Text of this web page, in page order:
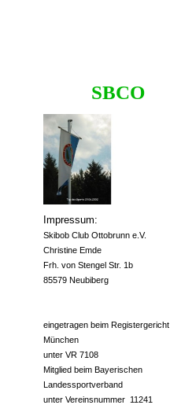
SBCO
Impressum:
Skibob Club Ottobrunn e.V.
Christine Emde
Frh. von Stengel Str. 1b
85579 Neubiberg
eingetragen beim Registergericht
München
unter VR 7108
Mitglied beim Bayerischen
Landessportverband
unter Vereinsnummer 11241